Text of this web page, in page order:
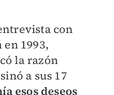
con
1993,
la razón
a sus 17
esos deseos